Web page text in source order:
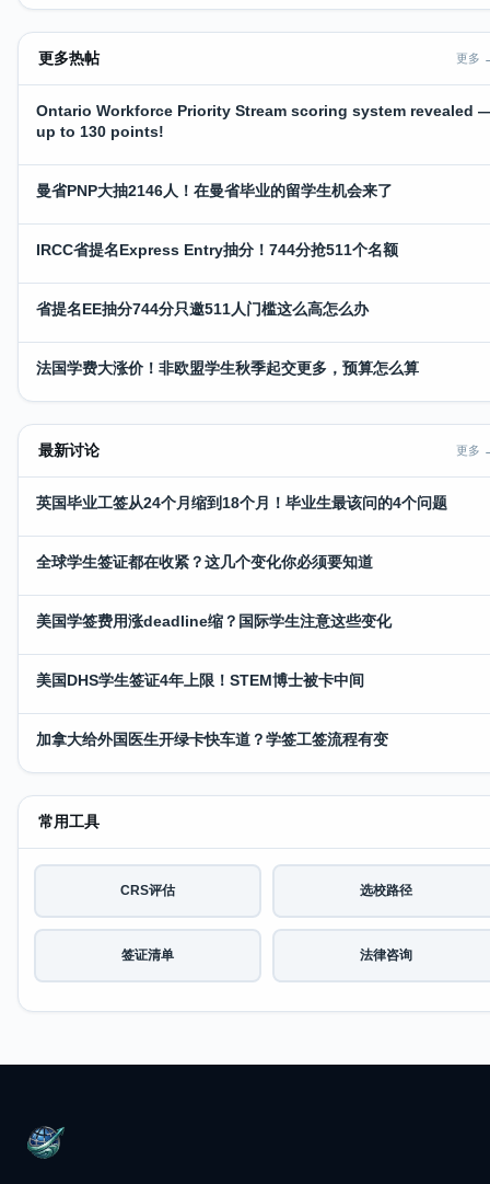
更多热帖 更多
Ontario Workforce Priority Stream scoring system revealed
up to 130 points!
曼省PNP大抽2146人！在曼省毕业的留学生机会来了
IRCC省提名Express Entry抽分！744分抢511个名额
省提名EE抽分744分只邀511人门槛这么高怎么办
法国学费大涨价！非欧盟学生秋季起交更多，预算怎么算
最新讨论 更多
英国毕业工签从24个月缩到18个月！毕业生最该问的4个问题
全球学生签证都在收紧？这几个变化你必须要知道
美国学签费用涨deadline缩？国际学生注意这些变化
美国DHS学生签证4年上限！STEM博士被卡中间
加拿大给外国医生开绿卡快车道？学签工签流程有变
常用工具
CRS评估 选校路径
签证清单 法律咨询